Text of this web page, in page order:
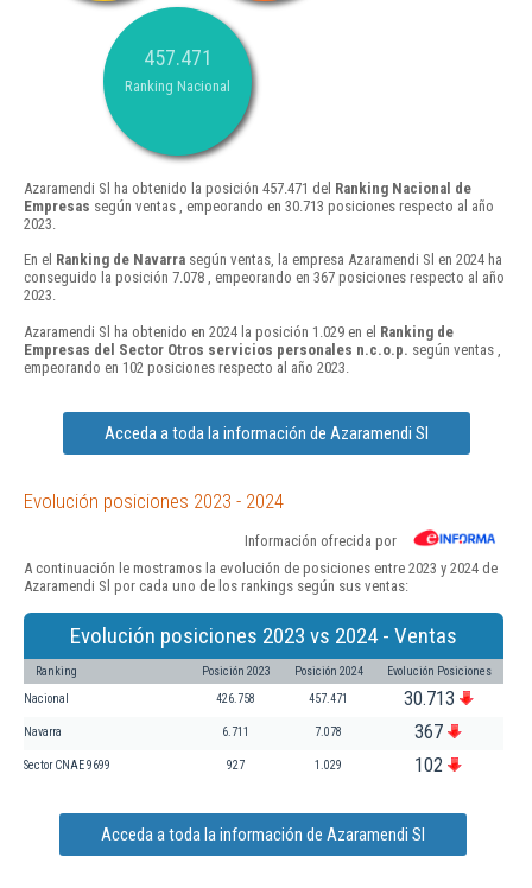
457.471
Ranking Nacional
Azaramendi Sl ha obtenido la posición 457.471 del Ranking Nacional de
Empresas según ventas , empeorando en 30.713 posiciones respecto al año
2023.
En el Ranking de Navarra según ventas, la empresa Azaramendi Sl en 2024 ha
conseguido la posición 7.078 , empeorando en 367 posiciones respecto al año
2023.
Azaramendi Sl ha obtenido en 2024 la posición 1.029 en el Ranking de
Empresas del Sector Otros servicios personales n.c.o.p. según ventas ,
empeorando en 102 posiciones respecto al año 2023.
Acceda a toda la información de Azaramendi Sl
Evolución posiciones 2023 - 2024
Información ofrecida por
A continuación le mostramos la evolución de posiciones entre 2023 y 2024 de
Azaramendi Sl por cada uno de los rankings según sus ventas:
Evolución posiciones 2023 vs 2024 - Ventas
Ranking Posición 2023 Posición 2024 Evolución Posiciones
Nacional 426.758 457.471 30.713
Navarra 6.711 7.078 367
Sector CNAE 9699 927 1.029 102
Acceda a toda la información de Azaramendi Sl